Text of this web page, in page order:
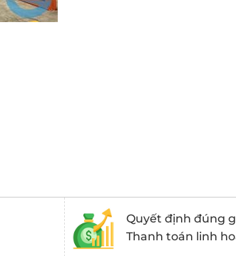
Quyết định đúng
Thanh toán linh